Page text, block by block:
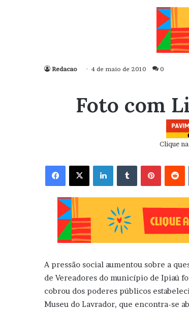
Redacao 4 de maio de 2010 0
Foto com
Clique
Facebook X Linkedin
A pressão social aumentou sobre a
de Vereadores do município de Ipiaú
cobrou dos poderes públicos
Museu do Lavrador, que encontra-se